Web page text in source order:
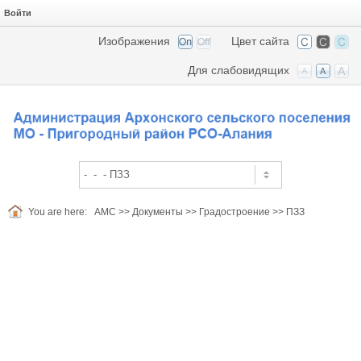
Войти
Цвет сайта
Изображения
Для слабовидящих
You are here: АМС >> Документы >> Градостроение >> ПЗЗ